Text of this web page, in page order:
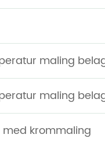
maling
maling
med krommaling